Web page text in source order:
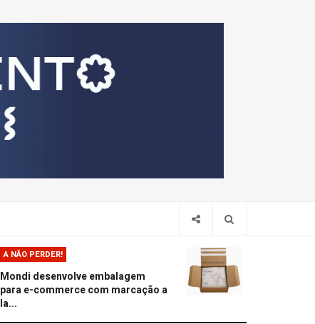
A NÃO PERDER!
Mondi desenvolve embalagem
para e-commerce com marcação a
la...